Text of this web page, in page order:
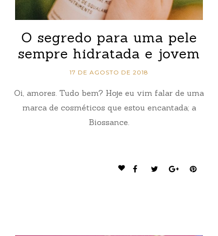
O segredo para uma pele
sempre hidratada e jovem
17 DE AGOSTO DE 2018
Oi, amores. Tudo bem? Hoje eu vim falar de uma
marca de cosméticos que estou encantada; a
Biossance.